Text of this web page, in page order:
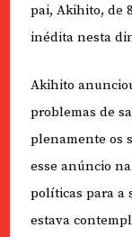
pai, Akihito, de
inédita nesta
Akihito
problemas de
plenamente os
esse anúncio
políticas para a
estava